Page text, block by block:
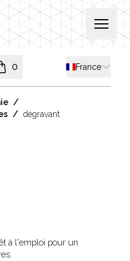
Open
Shipping
France
0
in cart, view bag
/
/ dégravant
à l'emploi pour un